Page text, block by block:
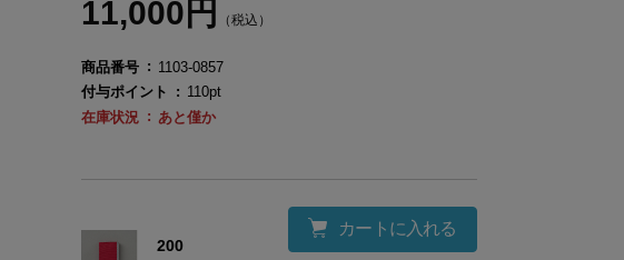
11,000円 （税込）
商品番号
1103-0857
付与ポイント
110pt
在庫状況
あと僅か
200
カートに入れる